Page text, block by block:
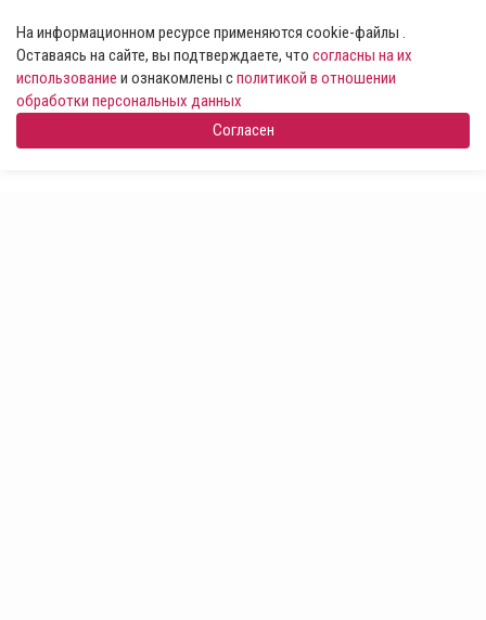
На информационном ресурсе применяются cookie-файлы .
Оставаясь на сайте, вы подтверждаете, что согласны на их
использование и ознакомлены сполитикой в отношении
обработки персональных данных
Согласен